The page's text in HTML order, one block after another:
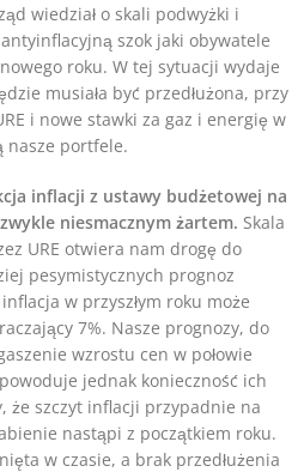
wiedział o skali podwyżki i
szok jaki obywatele
roku. W tej sytuacji wydaje
musiała być przedłużona, przy
i nowe stawki za gaz i energię w
nasze portfele.
inflacji z ustawy budżetowej na
niesmacznym żartem. Skala
URE otwiera nam drogę do
pesymistycznych prognoz
w przyszłym roku może
7%. Nasze prognozy, do
wzrostu cen w połowie
jednak konieczność ich
że szczyt inflacji przypadnie na
nastąpi z początkiem roku.
w czasie, a brak przedłużenia